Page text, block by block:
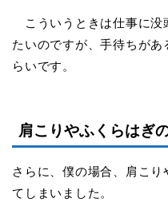
こういうときは仕事に没
たいのですが、手待ちが
らいです。
肩こりやふくらはぎ
さらに、僕の場合、肩こ
てしまいました。